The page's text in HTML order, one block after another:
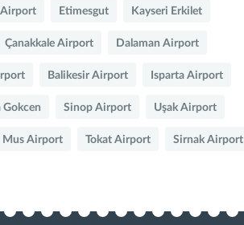
Airport Etimesgut Kayseri Erkilet
Çanakkale Airport Dalaman Airport
Balikesir Airport Isparta Airport
Gokcen Sinop Airport Uşak Airport
Mus Airport Tokat Airport Sirnak Airport